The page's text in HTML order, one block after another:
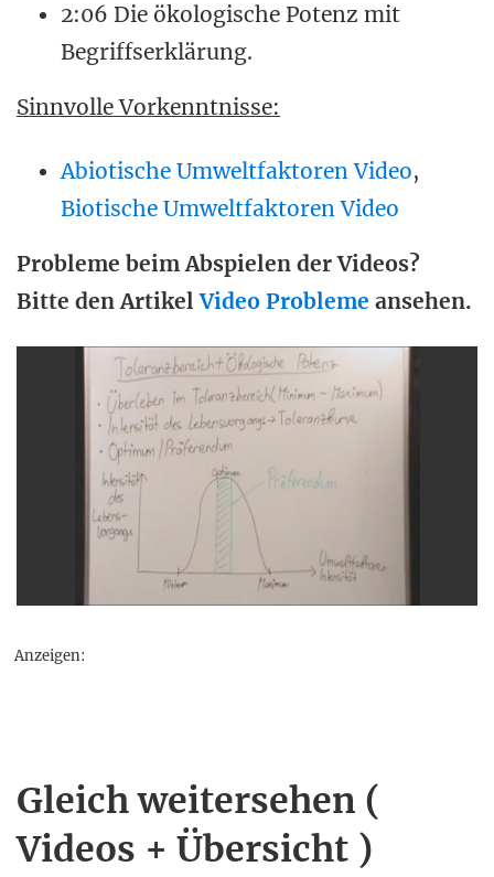
2:06 Die ökologische Potenz mit
Begriffserklärung.
Sinnvolle Vorkenntnisse:
Abiotische Umweltfaktoren Video,
Biotische Umweltfaktoren Video
Probleme beim Abspielen der Videos?
Bitte den ArtikelVideo Probleme ansehen.
Anzeigen:
Gleich weitersehen (
Videos + Übersicht )